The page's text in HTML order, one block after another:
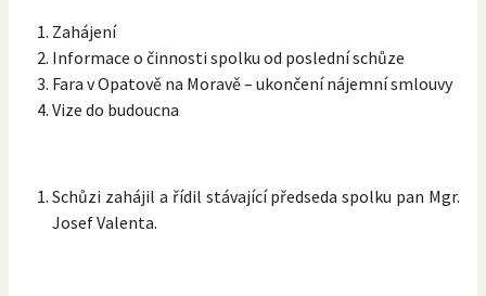
Zahájení
Informace o činnosti spolku od poslední schůze
Fara v Opatově na Moravě – ukončení nájemní smlouvy
Vize do budoucna
Schůzi zahájil a řídil stávající předseda spolku pan Mgr.
Josef Valenta.